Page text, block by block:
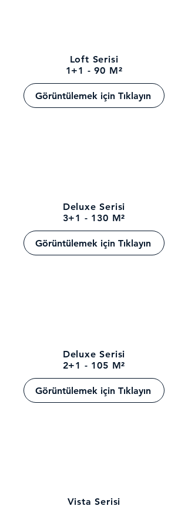
Loft Serisi
1+1 - 90 M²
Görüntülemek için Tıklayın
Deluxe Serisi
3+1 - 130 M²
Görüntülemek için Tıklayın
Deluxe Serisi
2+1 - 105 M²
Görüntülemek için Tıklayın
Vista Serisi